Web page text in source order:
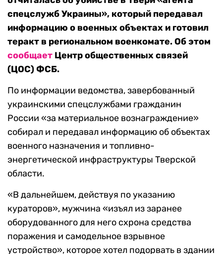
спецслужб Украины», который передавал
информацию о военных объектах и готовил
теракт в региональном военкомате. Об этом
сообщает Центр общественных связей
(ЦОС) ФСБ.
По информации ведомства, завербованный
украинскими спецслужбами гражданин
России «за материальное вознаграждение»
собирал и передавал информацию об объектах
военного назначения и топливно-
энергетической инфраструктуры Тверской
области.
«В дальнейшем, действуя по указанию
кураторов», мужчина «изъял из заранее
оборудованного для него схрона средства
поражения и самодельное взрывное
устройство», которое хотел подорвать в здании